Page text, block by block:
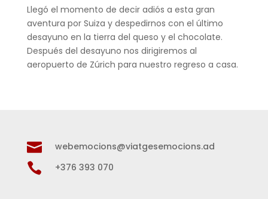
Llegó el momento de decir adiós a esta gran
aventura por Suiza y despedirnos con el último
desayuno en la tierra del queso y el chocolate.
Después del desayuno nos dirigiremos al
aeropuerto de Zúrich para nuestro regreso a casa.
 webemocions@viatgesemocions.ad
 +376 393 070